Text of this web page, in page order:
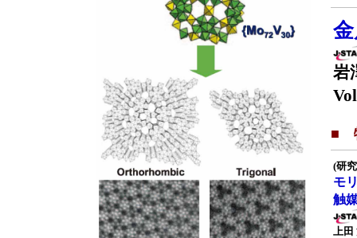
岩
■
(研
モ
触
上田